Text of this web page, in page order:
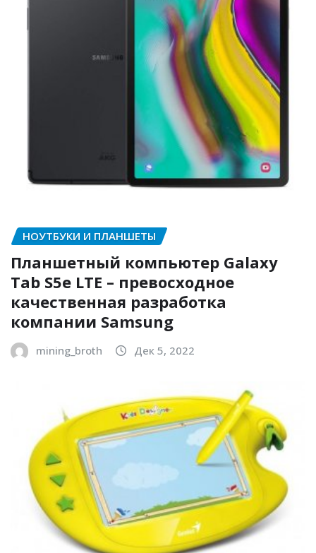
НОУТБУКИ И ПЛАНШЕТЫ
Планшетный компьютер Galaxy
Tab S5e LTE – превосходное
качественная разработка
компании Samsung
mining_broth Дек 5, 2022